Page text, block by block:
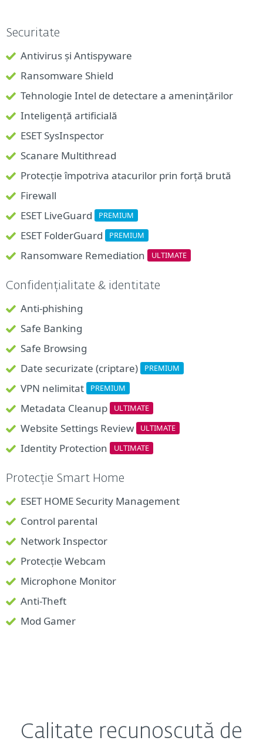
Securitate
Antivirus și Antispyware
Ransomware Shield
Tehnologie Intel de detectare a amenințărilor
Inteligență artificială
ESET SysInspector
Scanare Multithread
Protecție împotriva atacurilor prin forță brută
Firewall
ESET LiveGuard
PREMIUM
ESET FolderGuard PREMIUM
Ransomware Remediation ULTIMATE
Confidențialitate & identitate
Anti-phishing
Safe Banking
Safe Browsing
Date securizate (criptare)
PREMIUM
VPN nelimitat PREMIUM
Metadata Cleanup ULTIMATE
Website Settings Review ULTIMATE
Identity Protection ULTIMATE
Protecție Smart Home
ESET HOME Security Management
Control parental
Network Inspector
Protecție Webcam
Microphone Monitor
Anti-Theft
Mod Gamer
Calitate recunoscută de